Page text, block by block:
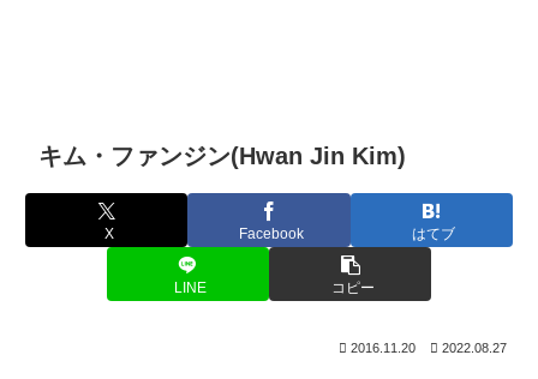
キム・ファンジン(Hwan Jin Kim)
X Facebook はてブ
LINE コピー
2016.11.20 2022.08.27